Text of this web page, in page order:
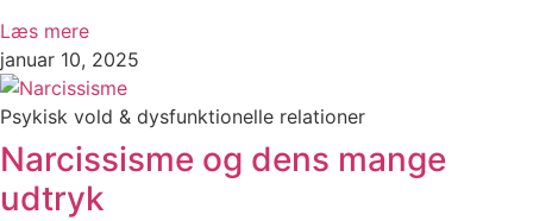
Læs mere
januar 10, 2025
Psykisk vold & dysfunktionelle relationer
Narcissisme og dens mange
udtryk